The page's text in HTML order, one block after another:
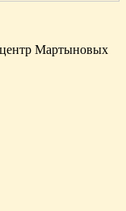
Мартыновых